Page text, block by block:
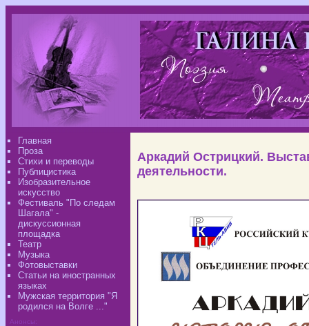
Главная
Проза
Стихи и переводы
Публицистика
Изобразительное
искусство
Фестиваль "По следам
Шагала" -
дискуссионная
площадка
Театр
Музыка
Фотовыставки
Статьи на иностранных
языках
Мужская территория "Я
родился на Волге ..."
Анонсы:
Аркадий Острицкий.
деятельности.